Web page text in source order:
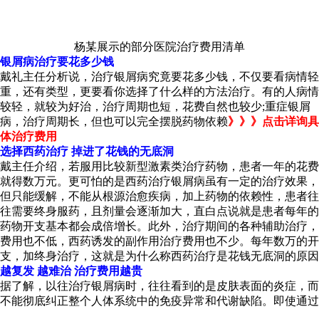
杨某展示的部分医院治疗费用清单
银屑病治疗要花多少钱
戴礼主任分析说，治疗银屑病究竟要花多少钱，不仅要看病情轻
重，还有类型，更要看你选择了什么样的方法治疗。有的人病情
较轻，就较为好治，治疗周期也短，花费自然也较少;重症银屑
病，治疗周期长，但也可以完全摆脱药物依赖》》》点击详询具
体治疗费用
选择西药治疗 掉进了花钱的无底洞
戴主任介绍，若服用比较新型激素类治疗药物，患者一年的花费
就得数万元。更可怕的是西药治疗银屑病虽有一定的治疗效果，
但只能缓解，不能从根源治愈疾病，加上药物的依赖性，患者往
往需要终身服药，且剂量会逐渐加大，直白点说就是患者每年的
药物开支基本都会成倍增长。此外，治疗期间的各种辅助治疗，
费用也不低，西药诱发的副作用治疗费用也不少。每年数万的开
支，加终身治疗，这就是为什么称西药治疗是花钱无底洞的原因
越复发 越难治 治疗费用越贵
据了解，以往治疗银屑病时，往往看到的是皮肤表面的炎症，而
不能彻底纠正整个人体系统中的免疫异常和代谢缺陷。即使通过